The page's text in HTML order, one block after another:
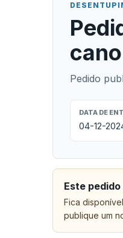
Pedido
DATA DE
04-12-
Este
Fica
publique um